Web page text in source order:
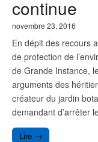
continue
novembre 23, 2016
En dépit des recours
de protection de
de Grande Instance,
arguments des
créateur du jardin
demandant d’arrêter
Lire →